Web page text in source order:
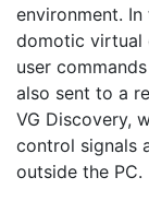
environment.
domotic virtual
user
also sent to a
VG Discovery,
control signals
outside the PC.